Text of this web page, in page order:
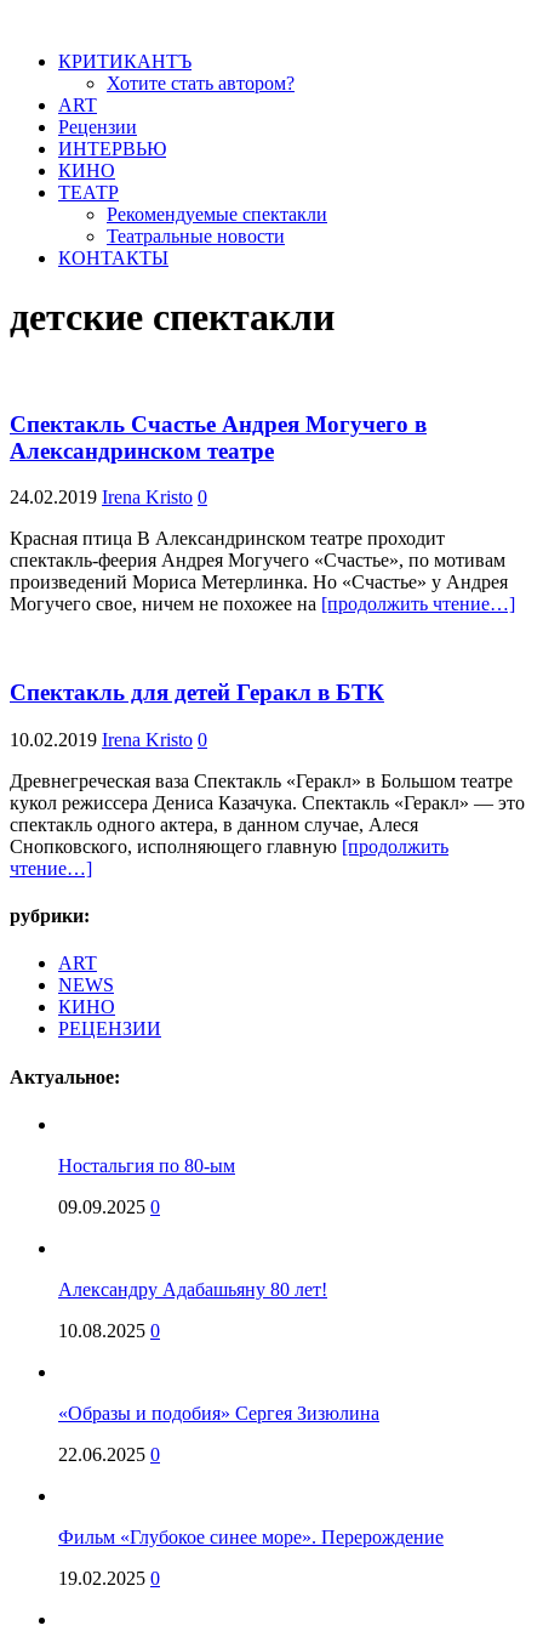
КРИТИКАНТЪ
Хотите стать автором?
ART
Рецензии
ИНТЕРВЬЮ
КИНО
ТЕАТР
Рекомендуемые спектакли
Театральные новости
КОНТАКТЫ
детские спектакли
Спектакль Счастье Андрея Могучего в
Александринском театре
24.02.2019 Irena Kristo 0
Красная птица В Александринском театре проходит
спектакль-феерия Андрея Могучего «Счастье», по мотивам
произведений Мориса Метерлинка. Но «Счастье» у Андрея
Могучего свое, ничем не похожее на [продолжить чтение…]
Спектакль для детей Геракл в БТК
10.02.2019 Irena Kristo 0
Древнегреческая ваза Спектакль «Геракл» в Большом театре
кукол режиссера Дениса Казачука. Спектакль «Геракл» — это
спектакль одного актера, в данном случае, Алеся
Снопковского, исполняющего главную [продолжить
чтение…]
рубрики:
ART
NEWS
КИНО
РЕЦЕНЗИИ
Актуальное:
Ностальгия по 80-ым
09.09.2025 0
Александру Адабашьяну 80 лет!
10.08.2025 0
«Образы и подобия» Сергея Зизюлина
22.06.2025 0
Фильм «Глубокое синее море». Перерождение
19.02.2025 0